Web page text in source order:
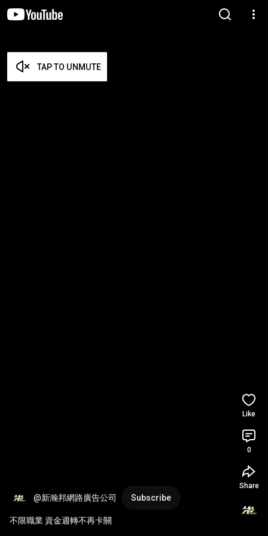
TAP TO UNMUTE
@新瀚邦網路廣告公司 Subscribe
不限職業 資金週轉不再卡關
Like
0
Share